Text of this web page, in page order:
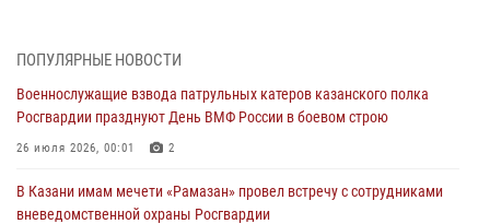
Татарстанские росгвардейцы завоевали «бронзу» в окружном этапе
24 июля 2026, 15:05 4
В казанском полку Росгвардии состоялся концерт певицы Кристины
ПОПУЛЯРНЫЕ НОВОСТИ
Военнослужащие взвода патрульных катеров казанского полка
Росгвардии празднуют День ВМФ России в боевом строю
26 июля 2026, 00:01 2
В Казани имам мечети «Рамазан» провел встречу с сотрудниками
вневедомственной охраны Росгвардии